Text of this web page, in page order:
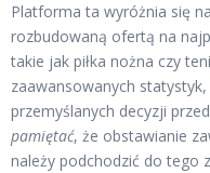
Platforma ta wyróżnia się
rozbudowaną ofertą na
takie jak piłka nożna czy
zaawansowanych
przemyślanych decyzji
pamiętać, że obstawianie
należy podchodzić do tego